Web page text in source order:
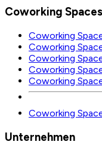
Coworking Spaces
Coworking
Coworking
Coworking
Coworking
Coworking
Coworking
Unternehmen